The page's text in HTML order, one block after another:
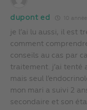
dupont ed 10
je l’ai lu aussi, il est
comment
conseils au cas par
traitement. j’ai tenté
mais seul
mon mari a suivi 2
secondaire et son